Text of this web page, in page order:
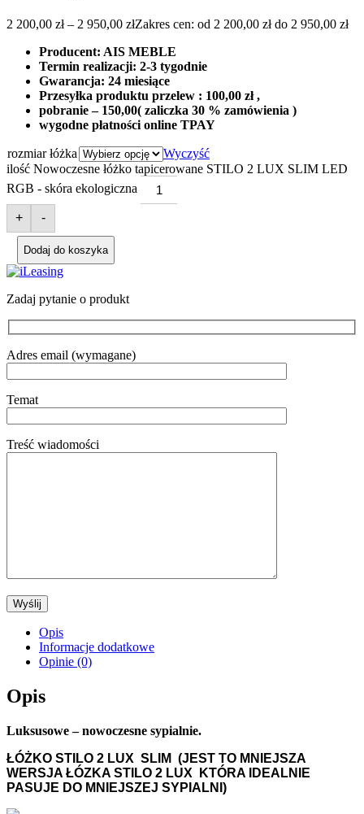
2 200,00 zł – 2 950,00 złZakres cen: od 2 200,00 zł do 2 950,00 zł
Producent: AIS MEBLE
Termin realizacji: 2-3 tygodnie
Gwarancja: 24 miesiące
Przesyłka produktu przelew : 100,00 zł ,
pobranie – 150,00( zaliczka 30 % zamówienia )
wygodne płatności online TPAY
rozmiar łóżka
Wyczyść
ilość Nowoczesne łóżko tapicerowane STILO 2 LUX SLIM LED
RGB - skóra ekologiczna
+ -
Dodaj do koszyka
Zadaj pytanie o produkt
Adres email (wymagane)
Temat
Treść wiadomości
Opis
Informacje dodatkowe
Opinie (0)
Opis
Luksusowe – nowoczesne sypialnie.
ŁÓŻKO STILO 2 LUX SLIM (JEST TO MNIEJSZA
WERSJA ŁÓZKA STILO 2 LUX KTÓRA IDEALNIE
PASUJE DO MNIEJSZEJ SYPIALNI)